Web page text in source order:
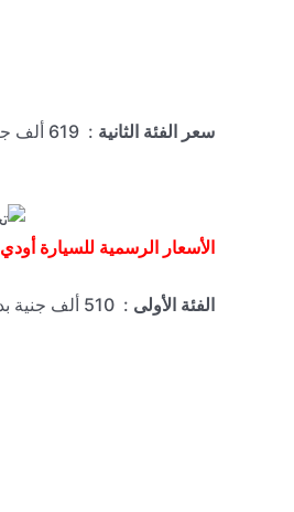
سعر الفئة الثانية : 619 ألف جنية بدلاً من 625 ألف جنية.
الأسعار الرسمية للسيارة أودي
الفئة الأولى : 510 ألف جنية بدلاً من 520 ألف جنية